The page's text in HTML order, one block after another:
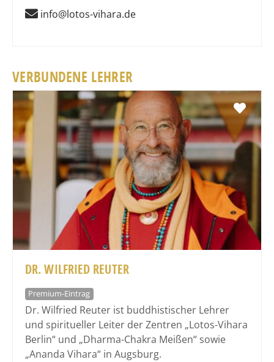
info@lotos-vihara.de
VERBUNDENE LEHRER
DR. WILFRIED REUTER
Premium-Eintrag
Dr. Wilfried Reuter ist buddhistischer Lehrer
und spiritueller Leiter der Zentren „Lotos-Vihara
Berlin“ und „Dharma-Chakra Meißen“ sowie
„Ananda Vihara“ in Augsburg.